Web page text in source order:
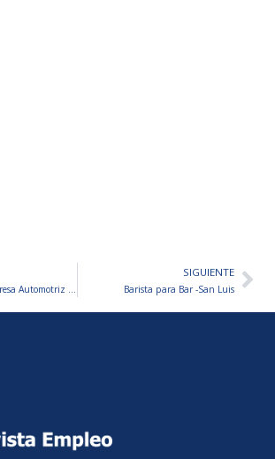
SIGUIENTE
Barista para Bar -San Luis